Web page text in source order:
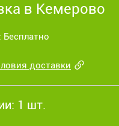
в Кемерово
Бесплатно
доставки
1 шт.